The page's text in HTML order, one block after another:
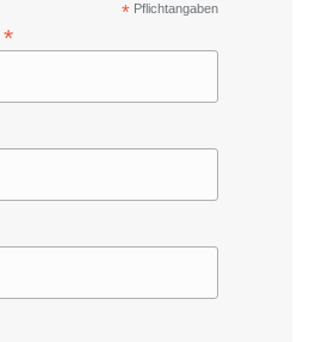
* Pflichtangaben
*